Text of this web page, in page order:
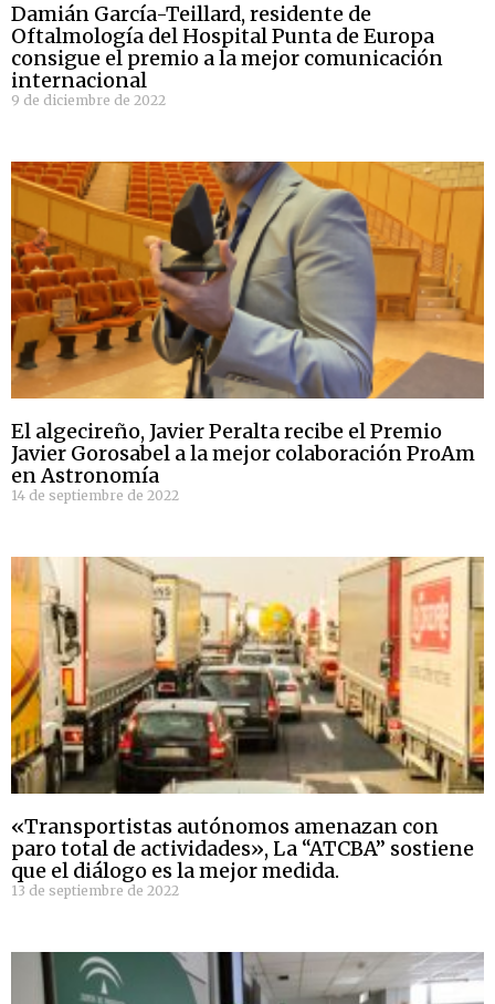
Damián García-Teillard, residente de
Oftalmología del Hospital Punta de Europa
consigue el premio a la mejor comunicación
internacional
9 de diciembre de 2022
El algecireño, Javier Peralta recibe el Premio
Javier Gorosabel a la mejor colaboración ProAm
en Astronomía
14 de septiembre de 2022
«Transportistas autónomos amenazan con
paro total de actividades», La “ATCBA” sostiene
que el diálogo es la mejor medida.
13 de septiembre de 2022